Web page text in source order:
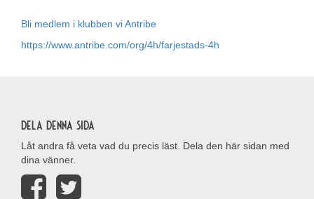
Bli medlem i klubben vi Antribe
https://www.antribe.com/org/4h/farjestads-4h
Dela denna sida
Låt andra få veta vad du precis läst. Dela den här sidan med
dina vänner.